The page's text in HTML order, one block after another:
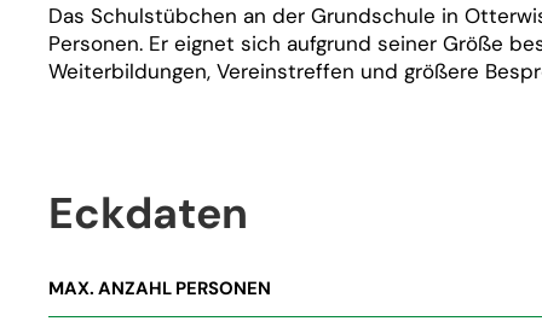
Das Schulstübchen an der Grundschule in
Personen. Er eignet sich aufgrund seiner Größe
Weiterbildungen, Vereinstreffen und größere
Eckdaten
MAX. ANZAHL PERSONEN